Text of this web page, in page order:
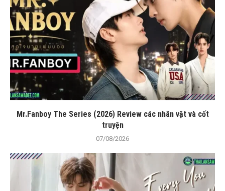
Mr.Fanboy The Series (2026) Review các nhân vật và cốt
truyện
07/08/2026